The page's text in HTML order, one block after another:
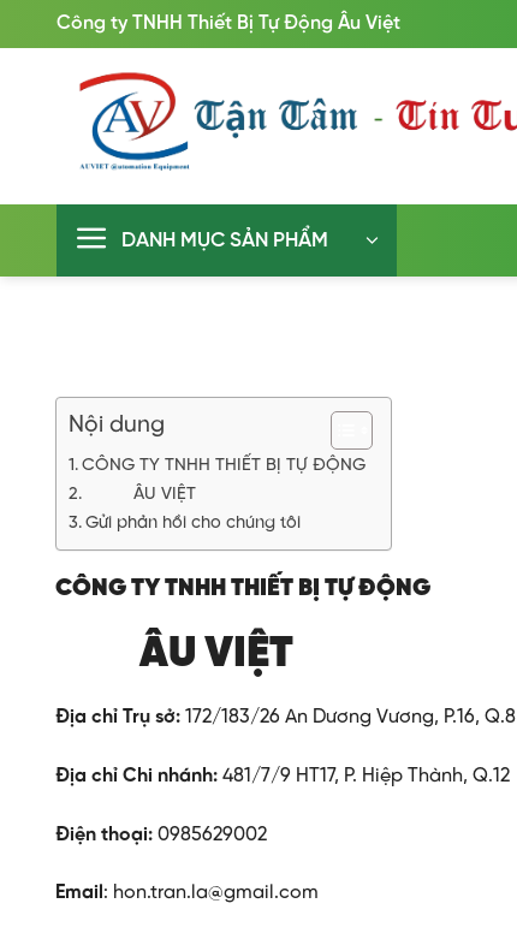
qua
Công ty TNHH Thiết Bị Tự Động Âu Việt
DANH MỤC SẢN PHẨM
Nội dung
CÔNG TY TNHH THIẾT BỊ TỰ ĐỘNG
ÂU VIỆT
Gửi phản hồi cho chúng tôi
CÔNG TY TNHH THIẾT BỊ TỰ ĐỘNG
ÂU VIỆT
Địa chỉ Trụ sở:172/183/26 An Dương Vương, P.16, Q.8
Địa chỉ Chi nhánh:481/7/9 HT17, P. Hiệp Thành, Q.12
Điện thoại:0985629002
Email : hon.tran.la@gmail.com